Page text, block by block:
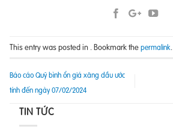
TIN TỨC
This entry was posted in . Bookmark thepermalink.
Báo cáo Quỹ bình ổn giá xăng dầu ước
tính đến ngày 07/02/2024